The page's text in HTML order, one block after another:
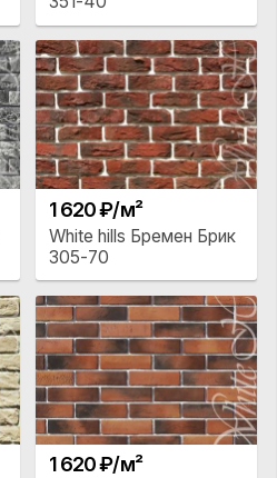
1 620 ₽/м²
White hills Бремен Брик
305-70
1 620 ₽/м²